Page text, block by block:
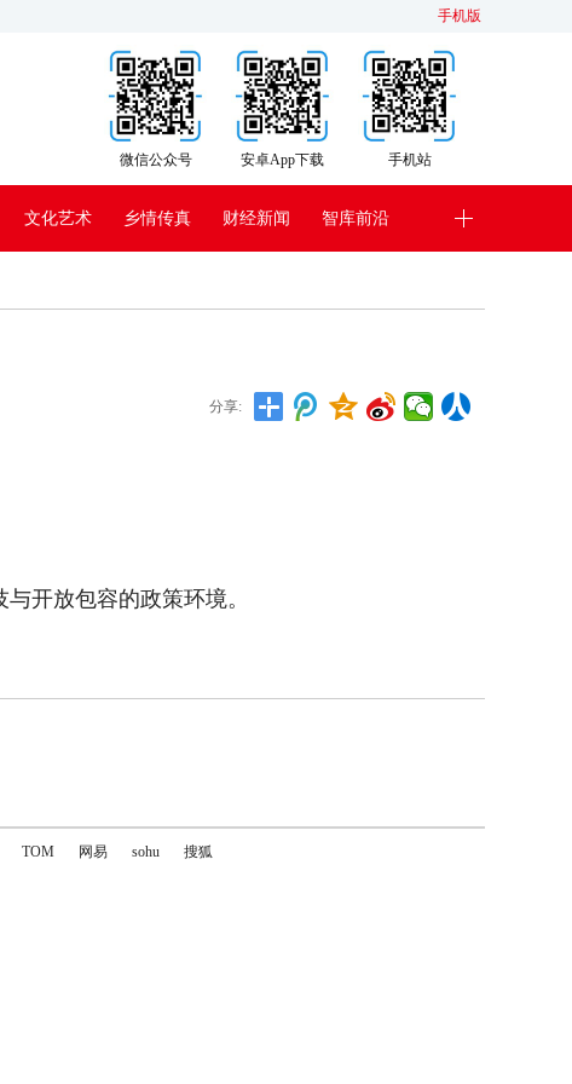
手机版
手机站
安卓App下载
微信公众号
文化艺术 乡情传真 财经新闻 智库前沿
分享:
开放包容的政策环境。
TOM 网易 sohu 搜狐